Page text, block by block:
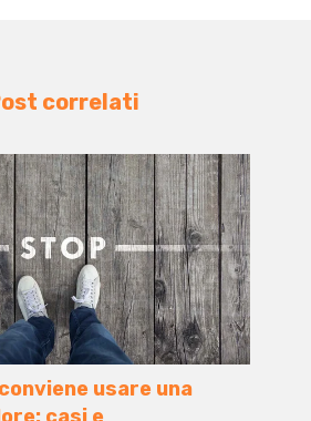
correlati
usare una